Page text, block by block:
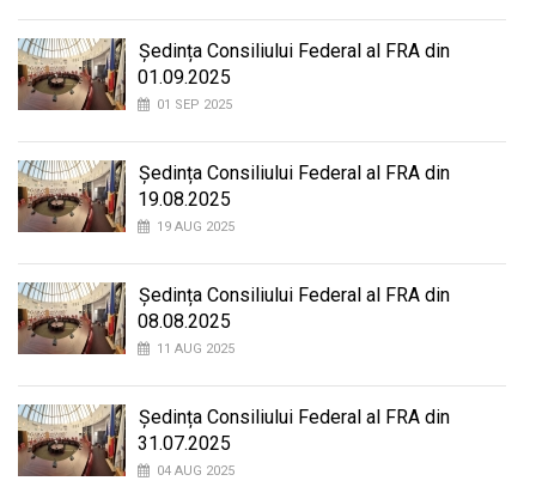
Ședința Consiliului Federal al FRA din
01.09.2025
01 SEP 2025
Ședința Consiliului Federal al FRA din
19.08.2025
19 AUG 2025
Ședința Consiliului Federal al FRA din
08.08.2025
11 AUG 2025
Ședința Consiliului Federal al FRA din
31.07.2025
04 AUG 2025